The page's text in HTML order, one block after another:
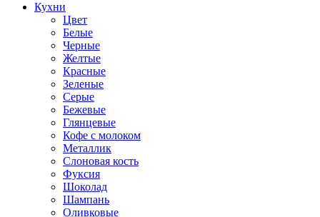
Кухни
Цвет
Белые
Черные
Желтые
Красные
Зеленые
Серые
Бежевые
Глянцевые
Кофе с молоком
Металлик
Слоновая кость
Фуксия
Шоколад
Шампань
Оливковые